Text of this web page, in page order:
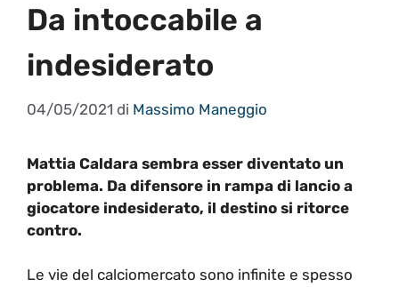
Da intoccabile a
indesiderato
04/05/2021 di Massimo Maneggio
Mattia Caldara sembra esser diventato un
problema. Da difensore in rampa di lancio a
giocatore indesiderato, il destino si ritorce
contro.
Le vie del calciomercato sono infinite e spesso